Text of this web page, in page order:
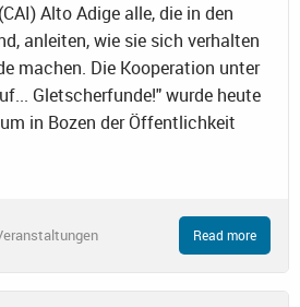
Alto Adige alle, die in den
anleiten, wie sie sich verhalten
machen. Die Kooperation unter
Gletscherfunde!" wurde heute
in Bozen der Öffentlichkeit
Read more